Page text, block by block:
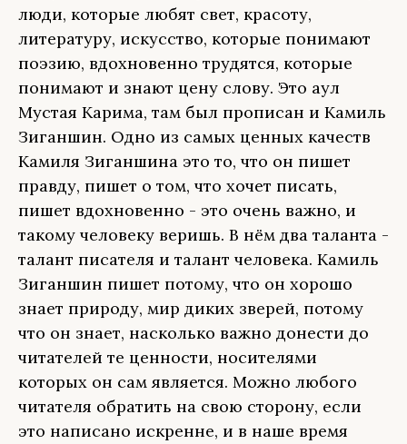
люди, которые любят свет, красоту,
литературу, искусство, которые понимают
поэзию, вдохновенно трудятся, которые
понимают и знают цену слову. Это аул
Мустая Карима, там был прописан и Камиль
Зиганшин. Одно из самых ценных качеств
Камиля Зиганшина это то, что он пишет
правду, пишет о том, что хочет писать,
пишет вдохновенно - это очень важно, и
такому человеку веришь. В нём два таланта -
талант писателя и талант человека. Камиль
Зиганшин пишет потому, что он хорошо
знает природу, мир диких зверей, потому
что он знает, насколько важно донести до
читателей те ценности, носителями
которых он сам является. Можно любого
читателя обратить на свою сторону, если
это написано искренне, и в наше время